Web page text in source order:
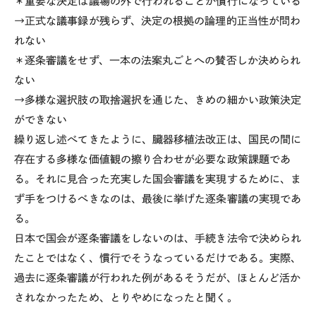
→正式な議事録が残らず、決定の根拠の論理的正当性が問わ
れない
＊逐条審議をせず、一本の法案丸ごとへの賛否しか決められ
ない
→多様な選択肢の取捨選択を通じた、きめの細かい政策決定
ができない
繰り返し述べてきたように、臓器移植法改正は、国民の間に
存在する多様な価値観の擦り合わせが必要な政策課題であ
る。それに見合った充実した国会審議を実現するために、ま
ず手をつけるべきなのは、最後に挙げた逐条審議の実現であ
る。
日本で国会が逐条審議をしないのは、手続き法令で決められ
たことではなく、慣行でそうなっているだけである。実際、
過去に逐条審議が行われた例があるそうだが、ほとんど活か
されなかったため、とりやめになったと聞く。